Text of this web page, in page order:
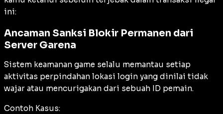
ini:
Ancaman Sanksi Blokir Permanen dari
Server Garena
Sistem keamanan game selalu memantau setiap
aktivitas perpindahan lokasi login yang dinilai tidak
wajar atau mencurigakan dari sebuah ID pemain.
Contoh Kasus: